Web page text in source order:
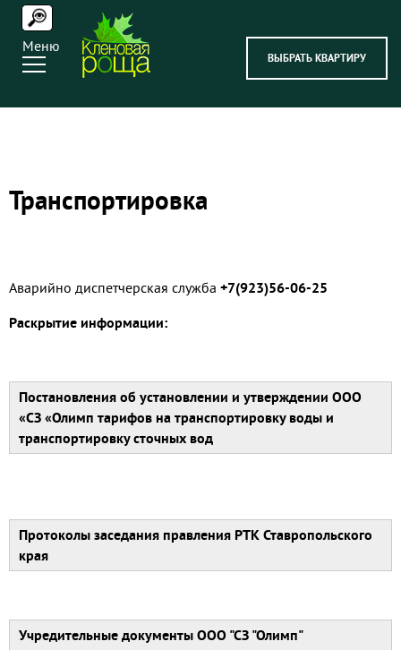
Меню
ВЫБРАТЬ КВАРТИРУ
Транспортировка
Аварийно диспетчерская служба +7(923)56-06-25
Раскрытие информации:
Постановления об установлении и утверждении ООО
«СЗ «Олимп тарифов на транспортировку воды и
транспортировку сточных вод
Протоколы заседания правления РТК Ставропольского
края
Учредительные документы ООО "СЗ "Олимп"